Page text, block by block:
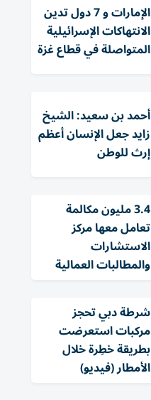
الإمارات و 7 دول تدين
الانتهاكات الإسرائيلية
المتواصلة في قطاع غزة
أحمد بن سعيد: الشيخ
زايد جعل الإنسان أعظم
إرث للوطن
3.4 مليون مكالمة
تعامل معها مركز
الاستشارات
والمطالبات العمالية
شرطة دبي تحجز
مركبات استعرضت
بطريقة خطِرة خلال
الأمطار (فيديو)